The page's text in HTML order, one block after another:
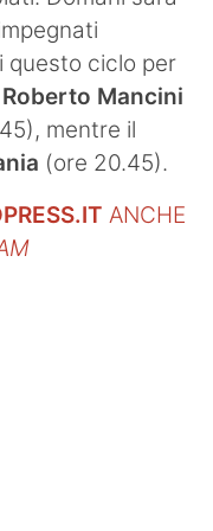
questo ciclo per
Roberto Mancini
mentre il
(ore 20.45).
ANCHE